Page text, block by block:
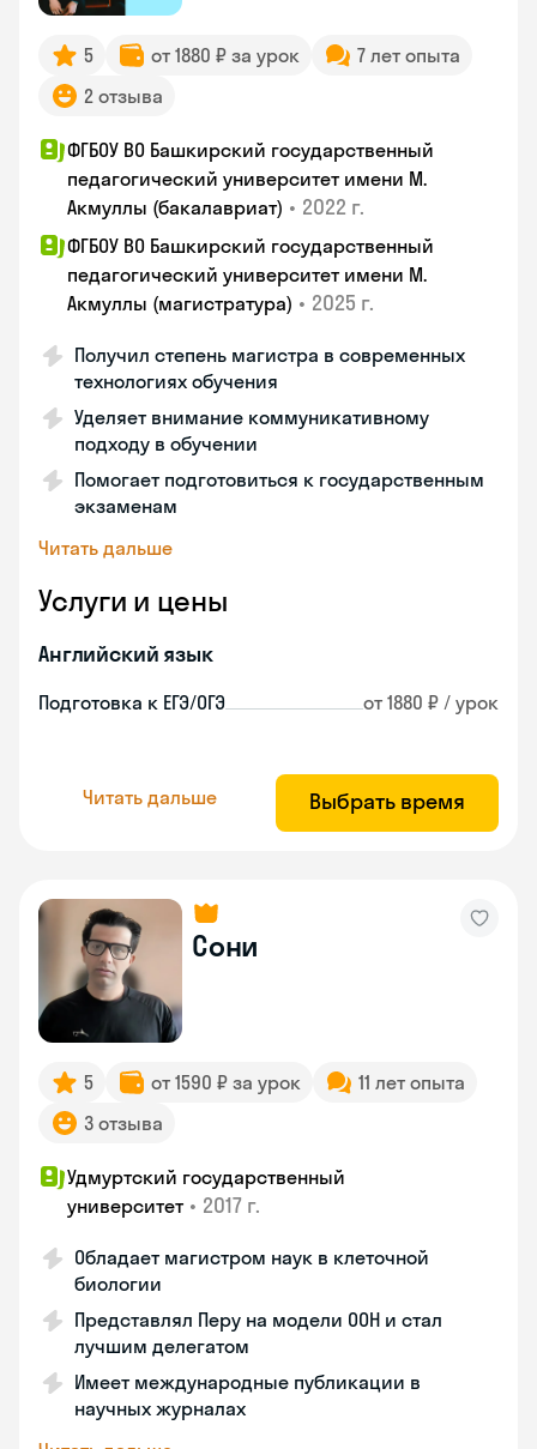
5 от 1880 ₽ за урок
7 лет опыта
2 отзыва
ФГБОУ ВО Башкирский государственный
педагогический университет имени М.
Акмуллы (бакалавриат) • 2022 г.
ФГБОУ ВО Башкирский государственный
педагогический университет имени М.
Акмуллы (магистратура) • 2025 г.
Получил степень магистра в современных
технологиях обучения
Уделяет внимание коммуникативному
подходу в обучении
Помогает подготовиться к государственным
экзаменам
Читать дальше
Услуги и цены
Английский язык
Подготовка к ЕГЭ/ОГЭ от 1880 ₽ / урок
Читать дальше Выбрать время
Сони
5 от 1590 ₽ за урок
11 лет опыта
3 отзыва
Удмуртский государственный
университет • 2017 г.
Обладает магистром наук в клеточной
биологии
Представлял Перу на модели ООН и стал
лучшим делегатом
Имеет международные публикации в
научных журналах